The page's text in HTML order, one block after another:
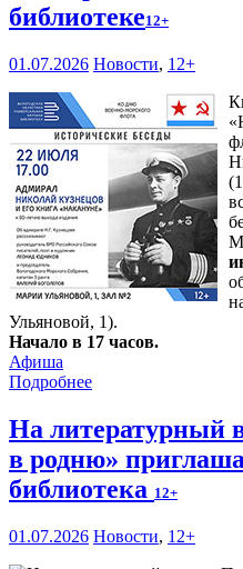
библиотеке12+
01.07.2026 Новости, 12+
Ульяновой, 1).
Начало в 17 часов.
Афиша
Подробнее
На литературный
в родню»
библиотека 12+
01.07.2026 Новости, 12+